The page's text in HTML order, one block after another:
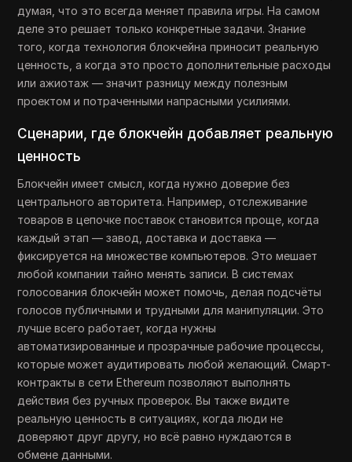
думая, что это всегда меняет правила игры. На самом
деле это решает только конкретные задачи. Знание
того, когда технология блокчейна приносит реальную
ценность, а когда это просто дополнительные расходы
или ажиотаж — значит разницу между полезным
проектом и потраченными напрасными усилиями.
Сценарии, где блокчейн добавляет реальную
ценность
Блокчейн имеет смысл, когда нужно доверие без
центрального авторитета. Например, отслеживание
товаров в цепочке поставок становится проще, когда
каждый этап — завод, доставка и доставка —
фиксируется на множестве компьютеров. Это мешает
любой компании тайно менять записи. В системах
голосования блокчейн может помочь, делая подсчёты
голосов публичными и трудными для манипуляции. Это
лучше всего работает, когда нужны
автоматизированные и прозрачные рабочие процессы,
которые может аудитировать любой желающий. Смарт-
контракты в сети Ethereum позволяют выполнять
действия без ручных проверок. Вы также видите
реальную ценность в ситуациях, когда люди не
доверяют друг другу, но всё равно нуждаются в
обмене данными.